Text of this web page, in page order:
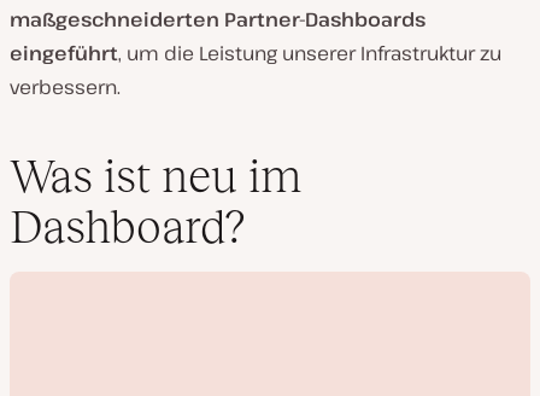
maßgeschneiderten Partner-Dashboards
eingeführt, um die Leistung unserer Infrastruktur zu
verbessern.
Was ist neu im
Dashboard?